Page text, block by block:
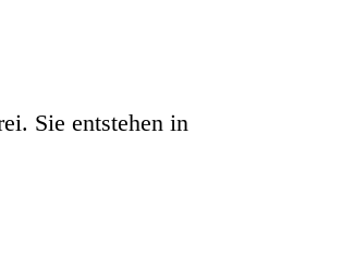
Sie entstehen in